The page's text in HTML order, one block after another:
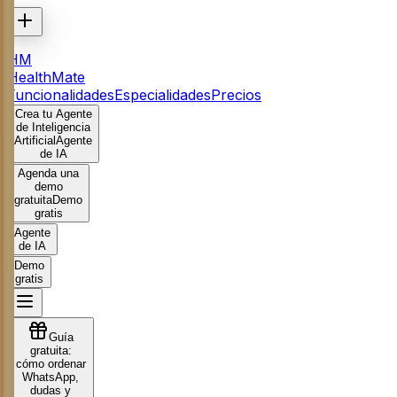
HM
HealthMate
FuncionalidadesEspecialidadesPrecios
Crea tu Agente
de Inteligencia
ArtificialAgente
de IA
Agenda una
demo
gratuitaDemo
gratis
Agente
de IA
Demo
gratis
Guía
gratuita:
cómo ordenar
WhatsApp,
dudas y